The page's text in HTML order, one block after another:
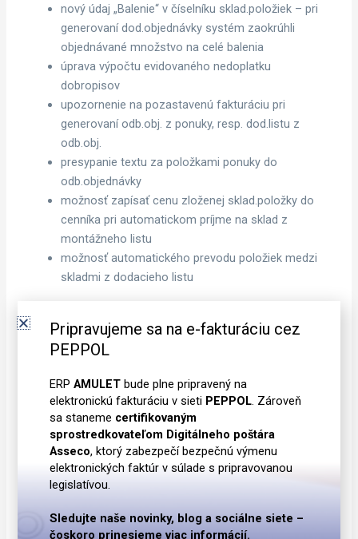
nový údaj „Balenie“ v číselníku sklad.položiek – pri
generovaní dod.objednávky systém zaokrúhli
objednávané množstvo na celé balenia
úprava výpočtu evidovaného nedoplatku
dobropisov
upozornenie na pozastavenú fakturáciu pri
generovaní odb.obj. z ponuky, resp. dod.listu z
odb.obj.
presypanie textu za položkami ponuky do
odb.objednávky
možnosť zapísať cenu zloženej sklad.položky do
cenníka pri automatickom príjme na sklad z
montážneho listu
možnosť automatického prevodu položiek medzi
skladmi z dodacieho listu
Verzia 2.99.01
Odbyt
nekompletne vydaného dodacieho listu (tlačidlo
Aut.výdaj, v ev. Dodacie listy). Vytvorí sa nová
hlavička výdajky (jedna z deň) a do nej sa presypú
položky DL, ktoré su výdajaschopné.
Verzia 2.99.00
Pripravujeme sa na e-fakturáciu cez
PEPPOL
ERPAMULET bude plne pripravený na
elektronickú fakturáciu v sieti PEPPOL. Zároveň
sa staneme certifikovaným
sprostredkovateľom Digitálneho poštára
Asseco, ktorý zabezpečí bezpečnú výmenu
elektronických faktúr v súlade s pripravovanou
legislatívou.
Sledujte naše novinky, blog a sociálne siete –
čoskoro prinesieme viac informácií.